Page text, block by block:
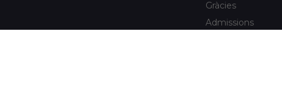
Gràcies
Admissions